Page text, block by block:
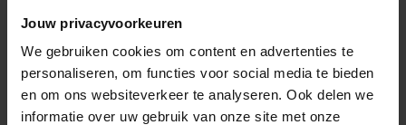
Jouw privacyvoorkeuren
We gebruiken cookies om content en advertenties te
personaliseren, om functies voor social media te bieden
en om ons websiteverkeer te analyseren. Ook delen we
informatie over uw gebruik van onze site met onze